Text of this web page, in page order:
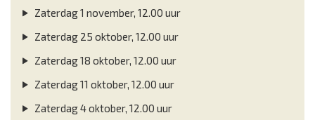
Zaterdag 1 november, 12.00 uur
Zaterdag 25 oktober, 12.00 uur
Zaterdag 18 oktober, 12.00 uur
Zaterdag 11 oktober, 12.00 uur
Zaterdag 4 oktober, 12.00 uur